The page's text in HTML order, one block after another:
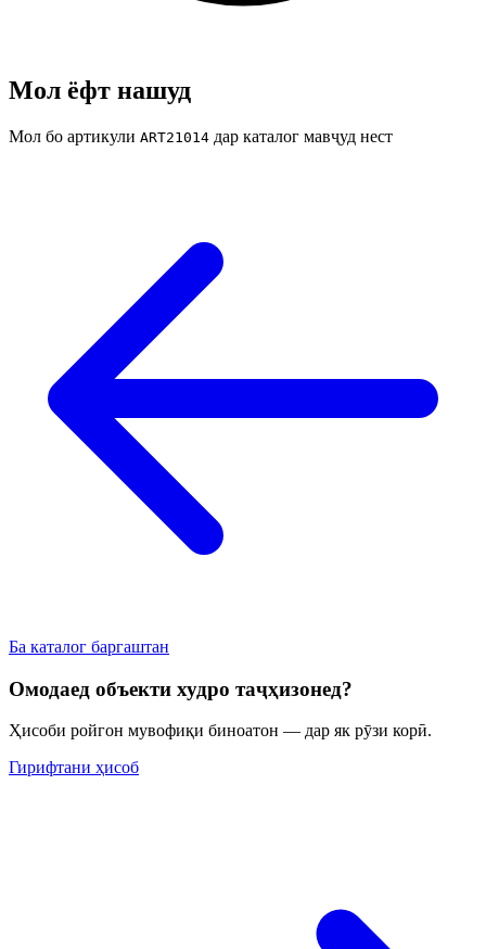
Мол ёфт нашуд
Мол бо артикули ART21014 дар каталог мавҷуд нест
Ба каталог баргаштан
Омодаед объекти худро таҷҳизонед?
Ҳисоби ройгон мувофиқи биноатон — дар як рӯзи корӣ.
Гирифтани ҳисоб